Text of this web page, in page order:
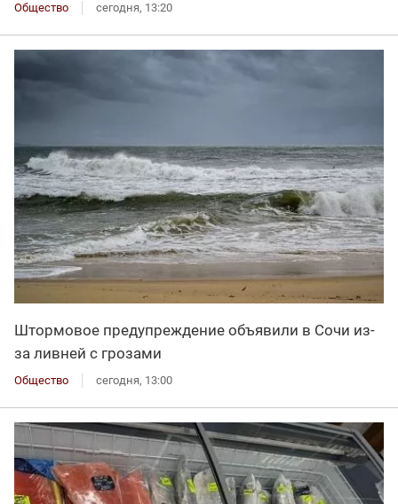
Общество сегодня, 13:20
Штормовое предупреждение объявили в Сочи из-
за ливней с грозами
Общество сегодня, 13:00